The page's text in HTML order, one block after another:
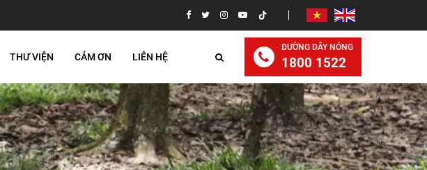
THƯ VIỆN CẢM ƠN LIÊN HỆ
ĐƯỜNG DÂY NÓNG
1800 1522